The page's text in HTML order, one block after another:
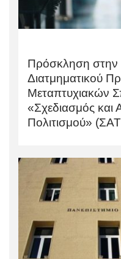
Πρόσκληση στην
Διατμηματικού
Μεταπτυχιακών
«Σχεδιασμός και
Πολιτισμού»